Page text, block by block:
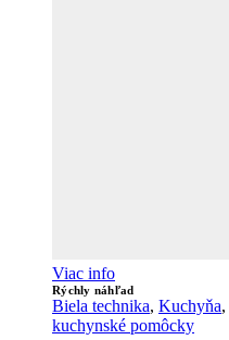
Viac info
Rýchly náhľad
Biela technika, Kuchyňa,
kuchynské pomôcky